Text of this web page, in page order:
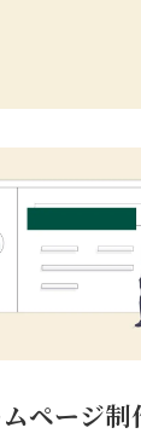
ページ制